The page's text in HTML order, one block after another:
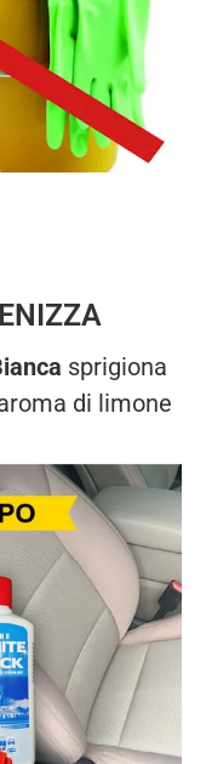
sprigiona
di limone